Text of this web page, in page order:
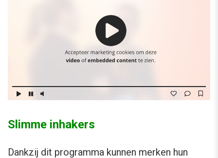
Slimme inhakers
Dankzij dit programma kunnen merken hun